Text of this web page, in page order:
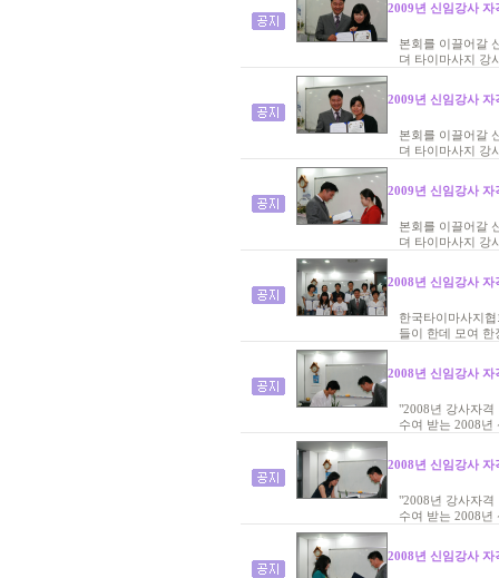
2009년 신임강사 자
본회를 이끌어갈
뎌 타이마사지 강
2009년 신임강사 자
본회를 이끌어갈
뎌 타이마사지 강
2009년 신임강사 자
본회를 이끌어갈
뎌 타이마사지 강
2008년 신임강사
한국타이마사지
들이 한데 모여 한
2008년 신임강사
"2008년 강사자격
수여 받는 2008년
2008년 신임강사
"2008년 강사자격
수여 받는 2008년
2008년 신임강사